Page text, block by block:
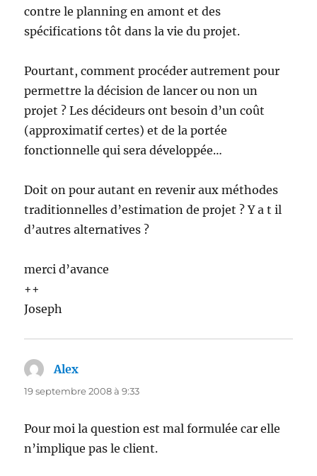
contre le planning en amont et des
spécifications tôt dans la vie du projet.
Pourtant, comment procéder autrement pour
permettre la décision de lancer ou non un
projet ? Les décideurs ont besoin d’un coût
(approximatif certes) et de la portée
fonctionnelle qui sera développée…
Doit on pour autant en revenir aux méthodes
traditionnelles d’estimation de projet ? Y a t il
d’autres alternatives ?
merci d’avance
++
Joseph
Alex
19 septembre 2008 à 9:33
Pour moi la question est mal formulée car elle
n’implique pas le client.